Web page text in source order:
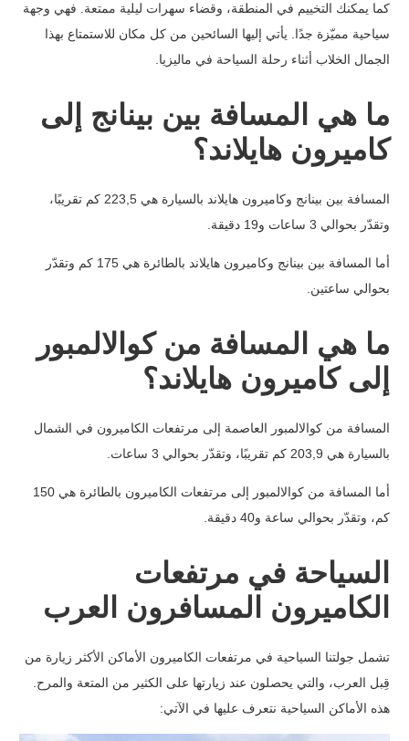
كما يمكنك التخييم في المنطقة، وقضاء سهرات ليلية ممتعة. فهي وجهة
سياحية مميّزة جدًا. يأتي إليها السائحين من كل مكان للاستمتاع بهذا
الجمال الخلاب أثناء رحلة السياحة في ماليزيا.
ما هي المسافة بين بينانج إلى
كاميرون هايلاند؟
المسافة بين بينانج وكاميرون هايلاند بالسيارة هي 223,5 كم تقريبًا،
وتقدّر بحوالي 3 ساعات و19 دقيقة.
أما المسافة بين بينانج وكاميرون هايلاند بالطائرة هي 175 كم وتقدّر
بحوالي ساعتين.
ما هي المسافة من كوالالمبور
إلى كاميرون هايلاند؟
المسافة من كوالالمبور العاصمة إلى مرتفعات الكاميرون في الشمال
بالسيارة هي 203,9 كم تقريبًا، وتقدّر بحوالي 3 ساعات.
أما المسافة من كوالالمبور إلى مرتفعات الكاميرون بالطائرة هي 150
كم، وتقدّر بحوالي ساعة و40 دقيقة.
السياحة في مرتفعات
الكاميرون المسافرون العرب
تشمل جولتنا السياحية في مرتفعات الكاميرون الأماكن الأكثر زيارة من
قِبل العرب، والتي يحصلون عند زيارتها على الكثير من المتعة والمرح.
هذه الأماكن السياحية نتعرف عليها في الآتي: